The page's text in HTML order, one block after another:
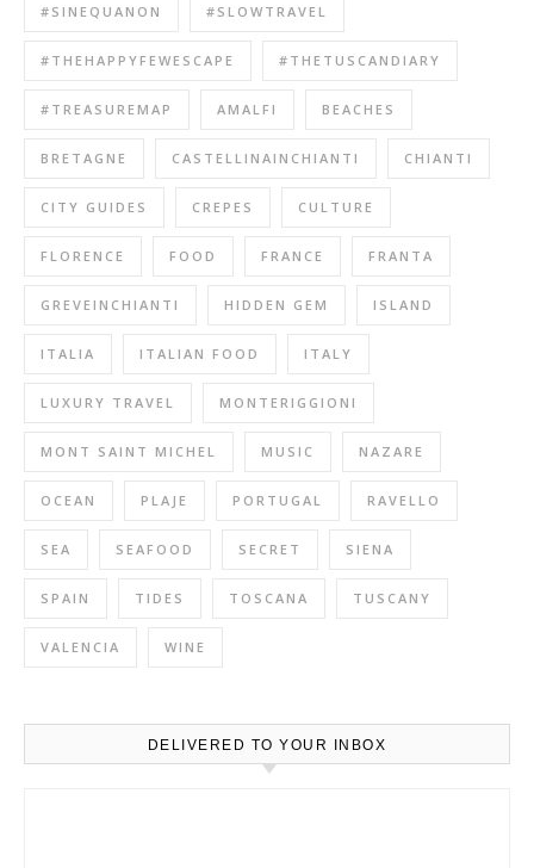
#SINEQUANON #SLOWTRAVEL
#THEHAPPYFEWESCAPE #THETUSCANDIARY
#TREASUREMAP AMALFI BEACHES
BRETAGNE CASTELLINAINCHIANTI CHIANTI
CITY GUIDES CREPES CULTURE
FLORENCE FOOD FRANCE FRANTA
GREVEINCHIANTI HIDDEN GEM ISLAND
ITALIA ITALIAN FOOD ITALY
LUXURY TRAVEL MONTERIGGIONI
MONT SAINT MICHEL MUSIC NAZARE
OCEAN PLAJE PORTUGAL RAVELLO
SEA SEAFOOD SECRET SIENA
SPAIN TIDES TOSCANA TUSCANY
VALENCIA WINE
DELIVERED TO YOUR INBOX